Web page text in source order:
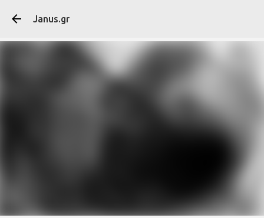
Janus.gr